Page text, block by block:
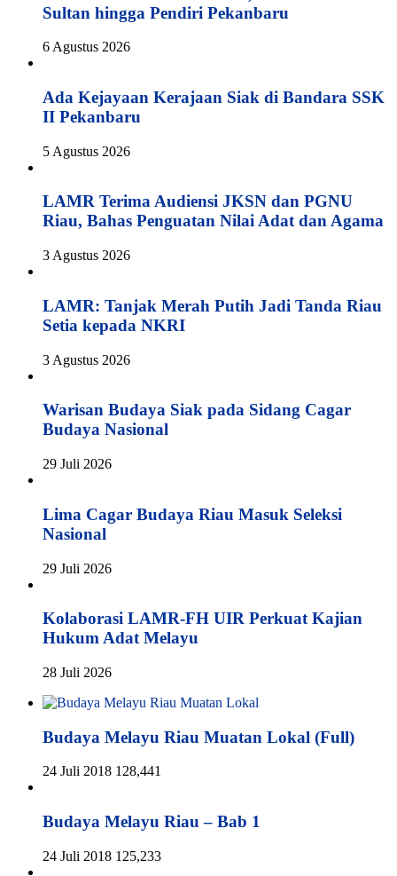
Sultan hingga Pendiri Pekanbaru
6 Agustus 2026
Ada Kejayaan Kerajaan Siak di Bandara SSK
II Pekanbaru
5 Agustus 2026
LAMR Terima Audiensi JKSN dan PGNU
Riau, Bahas Penguatan Nilai Adat dan Agama
3 Agustus 2026
LAMR: Tanjak Merah Putih Jadi Tanda Riau
Setia kepada NKRI
3 Agustus 2026
Warisan Budaya Siak pada Sidang Cagar
Budaya Nasional
29 Juli 2026
Lima Cagar Budaya Riau Masuk Seleksi
Nasional
29 Juli 2026
Kolaborasi LAMR-FH UIR Perkuat Kajian
Hukum Adat Melayu
28 Juli 2026
Budaya Melayu Riau Muatan Lokal (Full)
24 Juli 2018 128,441
Budaya Melayu Riau – Bab 1
24 Juli 2018 125,233